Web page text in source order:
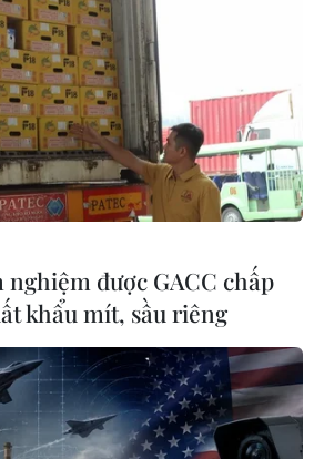
tại Thái Lan đã gây ấn tượng
dự bằng sự trang trí mang
cùng hơn 10 gian trưng bày
thống nổi tiếng của Việt Nam.
nghiệm được GACC chấp
khẩu mít, sầu riêng